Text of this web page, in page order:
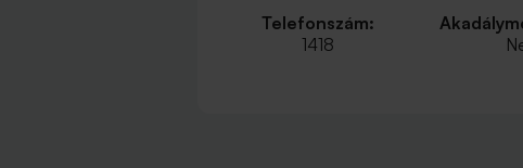
Telefonszám:
1418